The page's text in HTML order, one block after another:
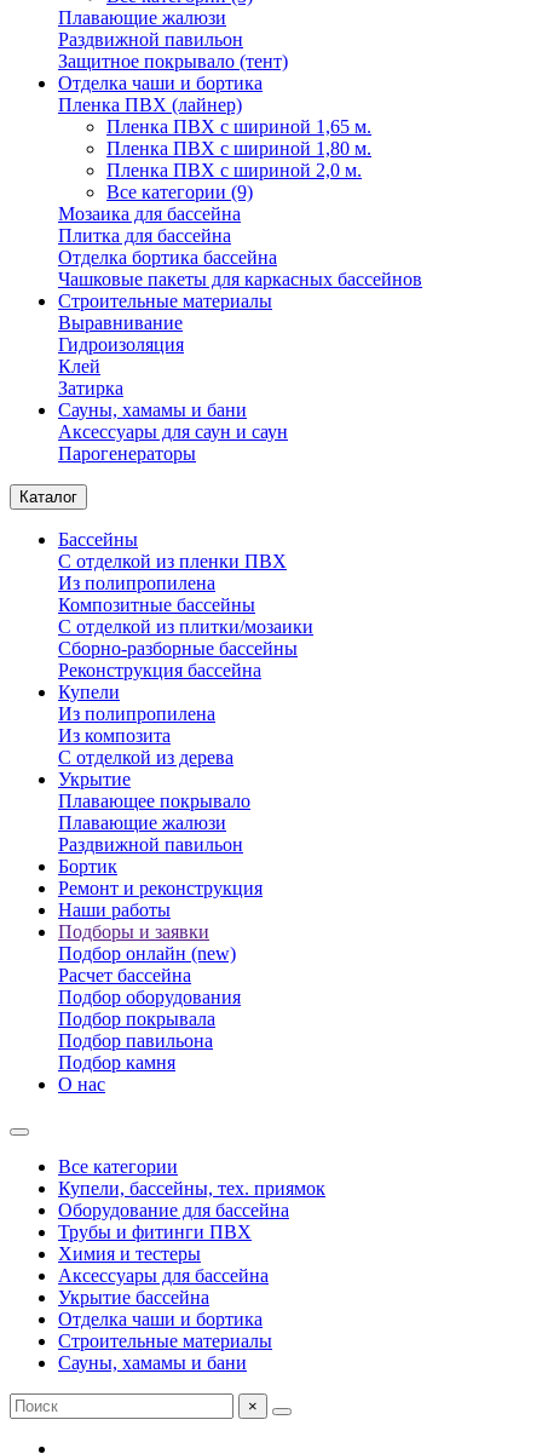
Плавающие жалюзи
Раздвижной павильон
Защитное покрывало (тент)
Отделка чаши и бортика
Пленка ПВХ (лайнер)
Пленка ПВХ с шириной 1,65 м.
Пленка ПВХ с шириной 1,80 м.
Пленка ПВХ с шириной 2,0 м.
Все категории (9)
Мозаика для бассейна
Плитка для бассейна
Отделка бортика бассейна
Чашковые пакеты для каркасных бассейнов
Строительные материалы
Выравнивание
Гидроизоляция
Клей
Затирка
Сауны, хамамы и бани
Аксессуары для саун и саун
Парогенераторы
Каталог
Бассейны
С отделкой из пленки ПВХ
Из полипропилена
Композитные бассейны
С отделкой из плитки/мозаики
Сборно-разборные бассейны
Реконструкция бассейна
Купели
Из полипропилена
Из композита
С отделкой из дерева
Укрытие
Плавающее покрывало
Плавающие жалюзи
Раздвижной павильон
Бортик
Ремонт и реконструкция
Наши работы
Подборы и заявки
Подбор онлайн (new)
Расчет бассейна
Подбор оборудования
Подбор покрывала
Подбор павильона
Подбор камня
О нас
Все категории
Купели, бассейны, тех. приямок
Оборудование для бассейна
Трубы и фитинги ПВХ
Химия и тестеры
Аксессуары для бассейна
Укрытие бассейна
Отделка чаши и бортика
Строительные материалы
Сауны, хамамы и бани
×